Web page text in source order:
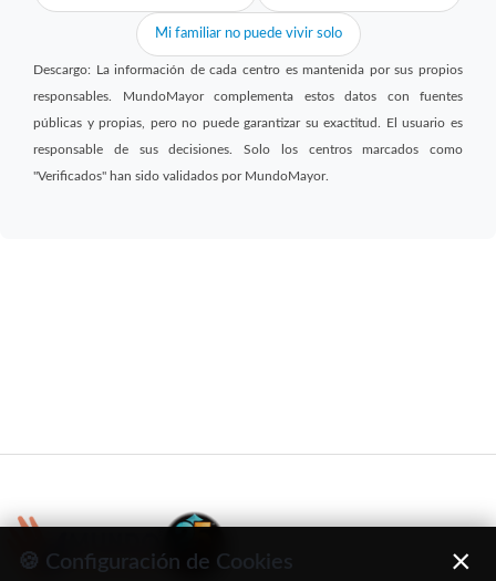
Mi familiar no puede vivir solo
Descargo: La información de cada centro es mantenida por sus propios
responsables. MundoMayor complementa estos datos con fuentes
públicas y propias, pero no puede garantizar su exactitud. El usuario es
responsable de sus decisiones. Solo los centros marcados como
"Verificados" han sido validados por MundoMayor.
🍪 Configuración de Cookies ×